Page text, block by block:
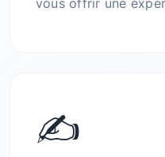
vous offrir une
✍️